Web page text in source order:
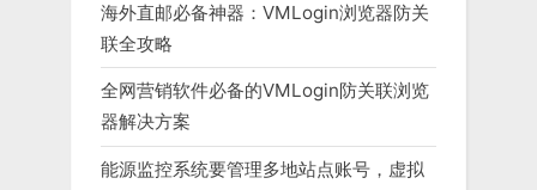
海外直邮必备神器：VMLogin浏览器防关
联全攻略
全网营销软件必备的VMLogin防关联浏览
器解决方案
能源监控系统要管理多地站点账号，虚拟